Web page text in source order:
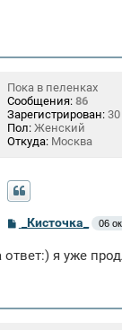
Пока в пеленках
Сообщения: 86
Зарегистрирован:
Пол: Женский
Откуда: Москва
б
и
_Кисточка_ 06
ответ:) я уже